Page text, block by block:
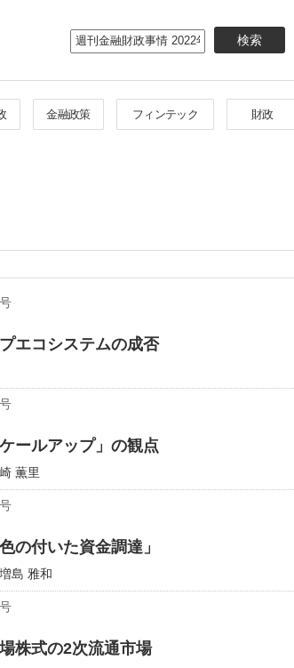
イ
ン
テ
ン
金融政策 フィンテック 財政
エコシステムの成否
ールアップ」の観点
薫里
の付いた資金調達」
島 雅和
株式の2次流通市場